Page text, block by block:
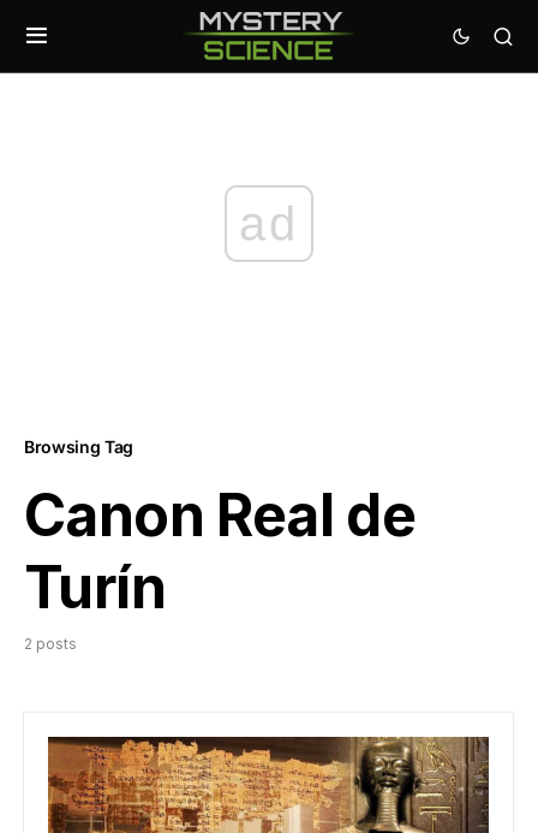
ad
Browsing Tag
Canon Real de
Turín
2 posts